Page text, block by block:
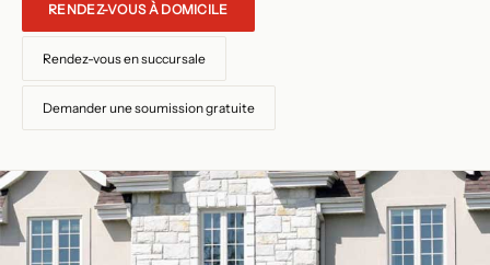
RENDEZ-VOUS À DOMICILE
Rendez-vous en succursale
Demander une soumission gratuite